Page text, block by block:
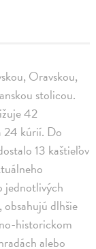
Oravskou,
stolicou.
42
24 kúrií. Do
13 kaštieľov
jednotlivých
obsahujú dlhšie
historickom
alebo